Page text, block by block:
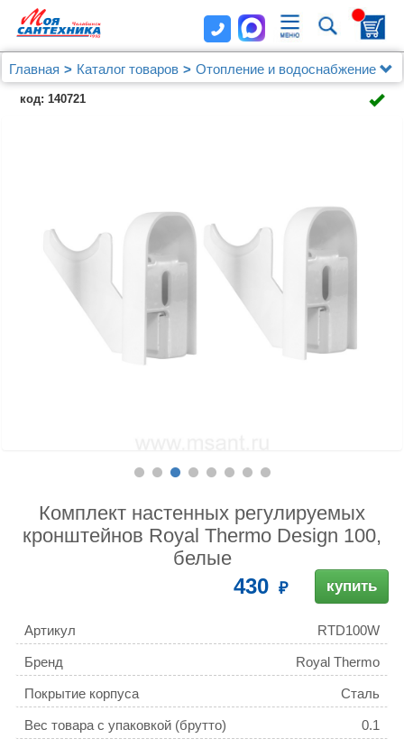
Главная Каталог товаров
Отопление и водоснабжение
Присоединительные наборы для радиаторов
Комплект настенных регулируемых кронштейнов
код: 140721
Комплект настенных регулируемых
кронштейнов Royal Thermo Design 100,
белые
430 купить
Артикул RTD100W
Бренд Royal Thermo
Покрытие корпуса Сталь
Вес товара с упаковкой (брутто) 0.1